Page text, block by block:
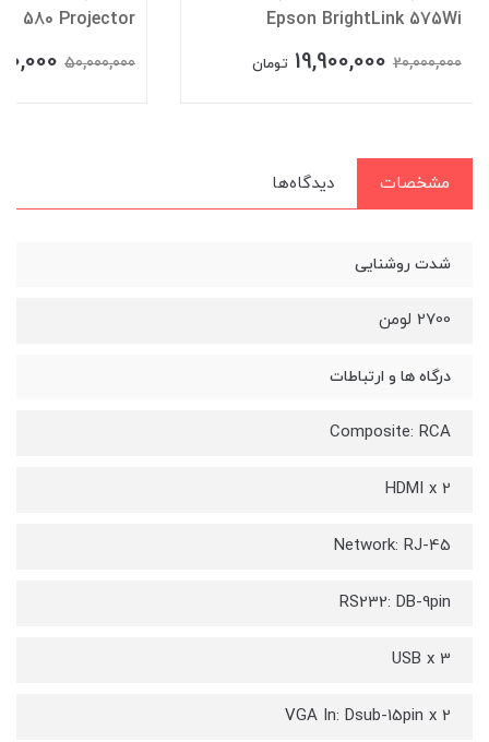
Epson BrightLink 575Wi
20,000,000
19,900,000 تومان
580 Projector
50,000,000
مشخصات دیدگاه‌ها
شدت روشنایی
2700 لومن
درگاه ها و ارتباطات
Composite: RCA
HDMI x 2
Network: RJ-45
RS232: DB-9pin
USB x 3
VGA In: Dsub-15pin x 2